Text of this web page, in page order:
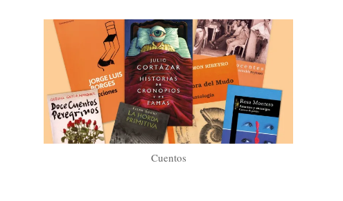
Cuentos